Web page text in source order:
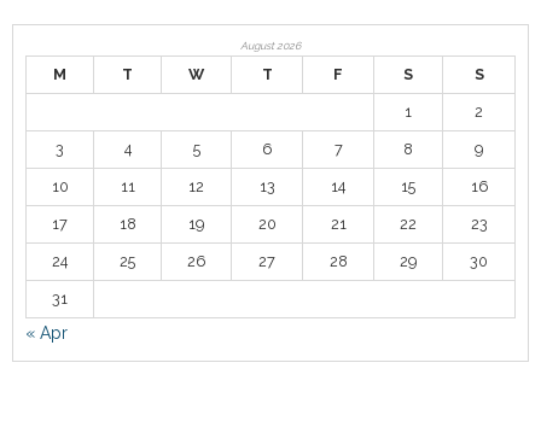
August 2026
M T W T F S S
1 2
3 4 5 6 7 8 9
10 11 12 13 14 15 16
17 18 19 20 21 22 23
24 25 26 27 28 29 30
31
« Apr